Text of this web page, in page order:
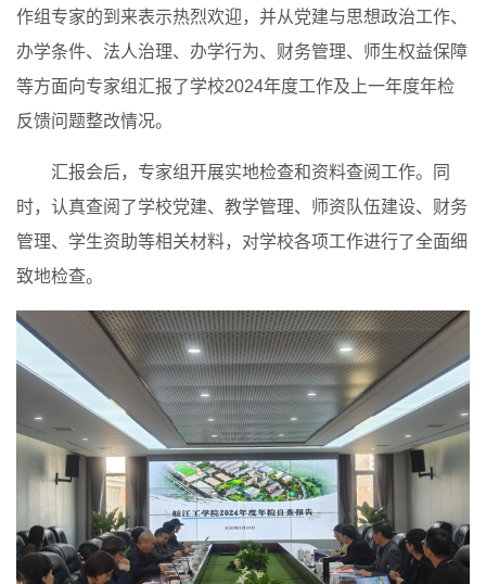
作组专家的到来表示热烈欢迎，并从党建与思想政治工作、
办学条件、法人治理、办学行为、财务管理、师生权益保障
等方面向专家组汇报了学校2024年度工作及上一年度年检
反馈问题整改情况。
汇报会后，专家组开展实地检查和资料查阅工作。同
时，认真查阅了学校党建、教学管理、师资队伍建设、财务
管理、学生资助等相关材料，对学校各项工作进行了全面细
致地检查。